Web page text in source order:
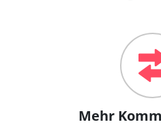
Mehr